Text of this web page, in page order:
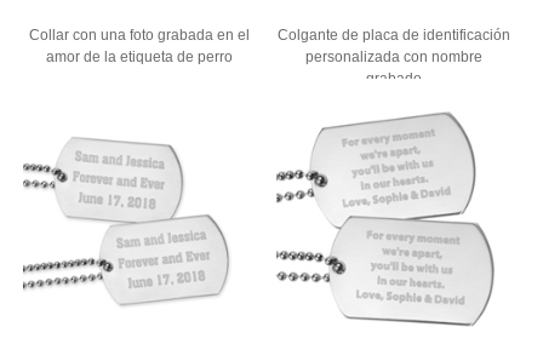
Collar con una foto grabada en el
amor de la etiqueta de perro
Colgante de placa de identificación
personalizada con nombre
grabado